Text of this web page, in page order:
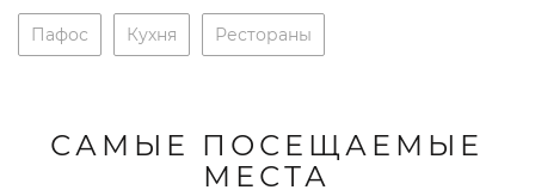
Пафос Кухня Рестораны
САМЫЕ ПОСЕЩАЕМЫЕ
МЕСТА